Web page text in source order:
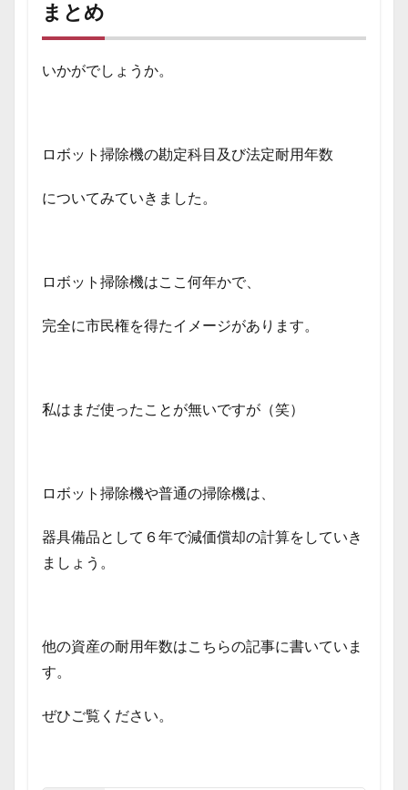
まとめ
いかがでしょうか。
ロボット掃除機の勘定科目及び法定耐用年数
についてみていきました。
ロボット掃除機はここ何年かで、
完全に市民権を得たイメージがあります。
私はまだ使ったことが無いですが（笑）
ロボット掃除機や普通の掃除機は、
器具備品として６年で減価償却の計算をしていき
ましょう。
他の資産の耐用年数はこちらの記事に書いていま
す。
ぜひご覧ください。